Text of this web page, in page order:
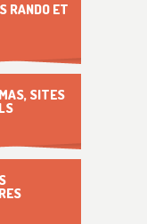
RANDO ET
SITES